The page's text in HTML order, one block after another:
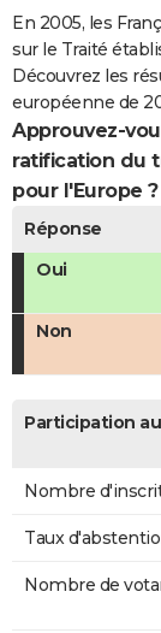
S'inscrire
Se connecter
Lycées
Collèges
Primaires
Universités
Entreprises
Service militaire
Avis de recherche
AVIS DE DÉCÈS
FORUM
Bricolage
Lifestyle
Culture
Sport
Auto
Television
Voyage
Cinema
En 2005, les
sur le Traité
Découvrez les
européenne de
Approuvez-
ratification du
pour l'Europe ?
Réponse
Oui
Non
Participation
Nombre
Taux
Nombre de